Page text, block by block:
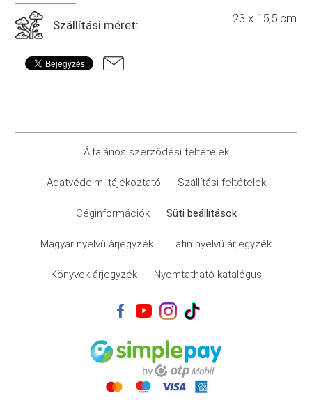
Szállítási méret: 23 x 15,5 cm
Általános szerződési feltételek
Adatvédelmi tájékoztató Szállítási feltételek
Céginformációk Süti beállítások
Magyar nyelvű árjegyzék Latin nyelvű árjegyzék
Könyvek árjegyzék Nyomtatható katalógus